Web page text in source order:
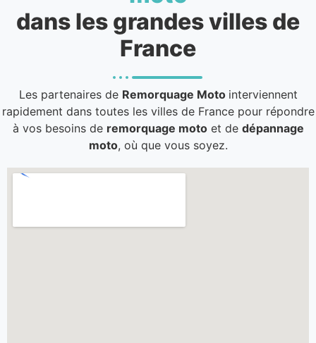
dans les grandes villes de
France
Les partenaires de Remorquage Moto interviennent
rapidement dans toutes les villes de France pour répondre
à vos besoins de remorquage motoet de dépannage
moto, où que vous soyez.